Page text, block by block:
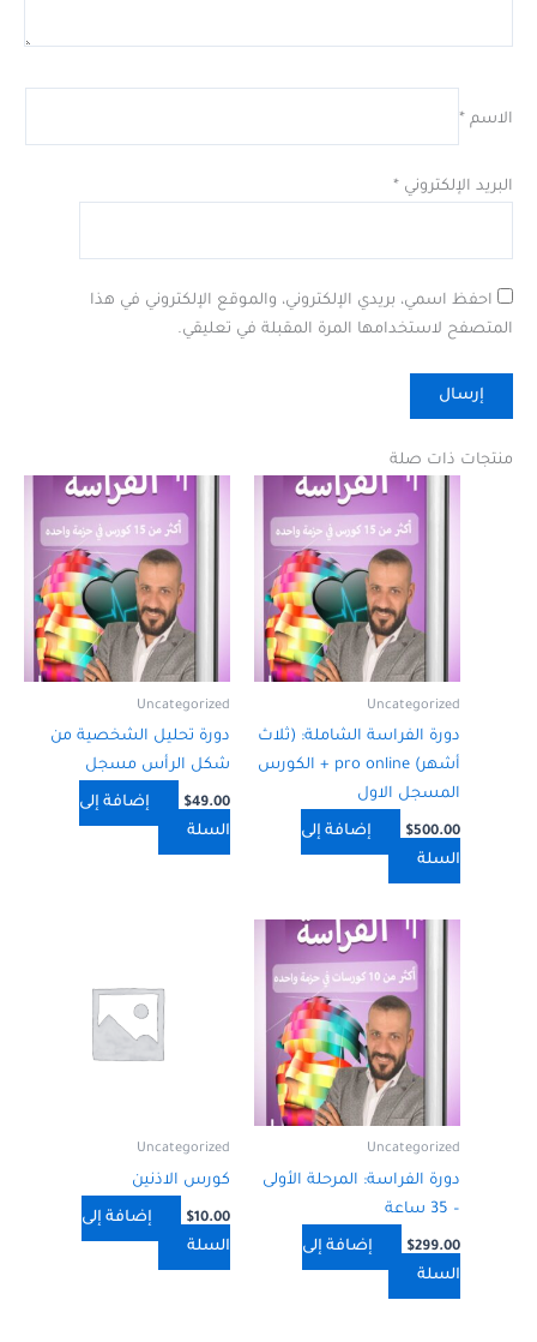
الاسم *
البريد الإلكتروني *
احفظ اسمي، بريدي الإلكتروني، والموقع الإلكتروني في هذا
المتصفح لاستخدامها المرة المقبلة في تعليقي.
منتجات ذات صلة
Uncategorized
دورة الفراسة الشاملة: (ثلاث
أشهر) pro online + الكورس
المسجل الاول
$500.00
إضافة إلى
السلة
Uncategorized
دورة تحليل الشخصية من
شكل الرأس مسجل
$49.00
إضافة إلى
السلة
Uncategorized
دورة الفراسة: المرحلة الأولى
– 35 ساعة
$299.00
إضافة إلى
السلة
Uncategorized
كورس الاذنين
$10.00
إضافة إلى
السلة